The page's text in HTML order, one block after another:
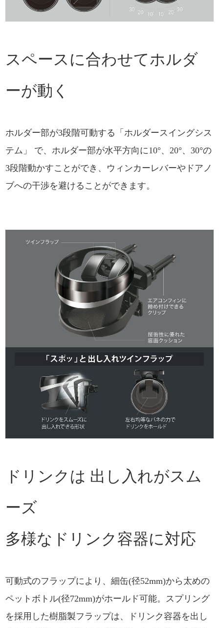
スペースに合わせてホルダ
ーが動く
ホルダー部が3段階可動する「ホルダースイングシス
テム」 で、ホルダー部が水平方向に10°、20°、30°の
3段階動かすことができ、ウィンカーレバーやドアノ
ブへの干渉を避けることができます。
ドリンクは 出し入れがスム
ーズ
多様なドリンク容器に対応
可動式のフラップにより、細缶(径52mm)から太めの
ペットボトル(径72mm)がホールド可能。スプリング
を採用した樹脂製フラップは、ドリンク容器を出し